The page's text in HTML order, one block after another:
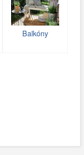
Balkóny